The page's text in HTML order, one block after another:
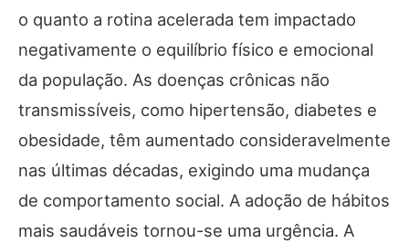
o quanto a rotina acelerada tem impactado
negativamente o equilíbrio físico e emocional
da população. As doenças crônicas não
transmissíveis, como hipertensão, diabetes e
obesidade, têm aumentado consideravelmente
nas últimas décadas, exigindo uma mudança
de comportamento social. A adoção de hábitos
mais saudáveis tornou-se uma urgência. A